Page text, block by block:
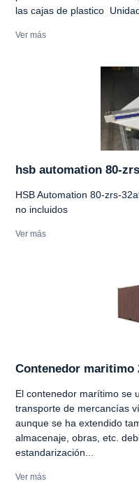
las cajas de plastico Unidad
Ver más
hsb automation 80-
HSB Automation 80-zrs-
no incluidos
Ver más
Contenedor maritimo
El contenedor marítimo se
transporte de mercancías
aunque se ha extendido
almacenaje, obras, etc.
estandarización...
Ver más